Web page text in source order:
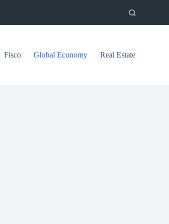
Fisco Global Economy Real Estate